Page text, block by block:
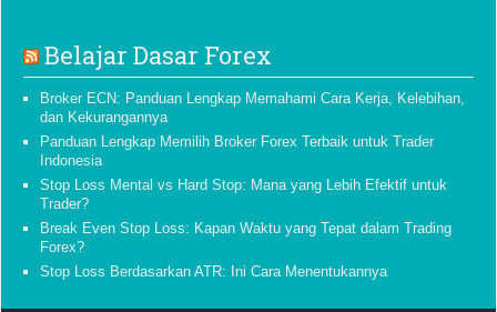
Belajar Dasar Forex
Broker ECN: Panduan Lengkap Memahami Cara Kerja, Kelebihan,
dan Kekurangannya
Panduan Lengkap Memilih Broker Forex Terbaik untuk Trader
Indonesia
Stop Loss Mental vs Hard Stop: Mana yang Lebih Efektif untuk
Trader?
Break Even Stop Loss: Kapan Waktu yang Tepat dalam Trading
Forex?
Stop Loss Berdasarkan ATR: Ini Cara Menentukannya